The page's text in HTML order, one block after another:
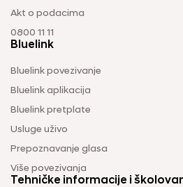
Akt o podacima
0800 11 11
Bluelink
Bluelink povezivanje
Bluelink aplikacija
Bluelink pretplate
Usluge uživo
Prepoznavanje glasa
Više povezivanja
Tehničke informacije i